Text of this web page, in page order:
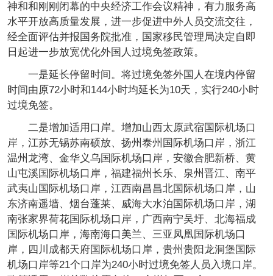
神和和刚刚闭幕的中央经济工作会议精神，有力服务高
水平开放高质量发展，进一步促进中外人员交流交往，
经全面评估并报国务院批准，国家移民管理局决定自即
日起进一步放宽优化外国人过境免签政策。
一是延长停留时间。将过境免签外国人在境内停留
时间由原72小时和144小时均延长为10天，实行240小时
过境免签。
二是增加适用口岸。增加山西太原武宿国际机场口
岸，江苏无锡苏南硕放、扬州泰州国际机场口岸，浙江
温州龙湾、金华义乌国际机场口岸，安徽合肥新桥、黄
山屯溪国际机场口岸，福建福州长乐、泉州晋江、南平
武夷山国际机场口岸，江西南昌昌北国际机场口岸，山
东济南遥墙、烟台蓬莱、威海大水泊国际机场口岸，湖
南张家界荷花国际机场口岸，广西南宁吴圩、北海福成
国际机场口岸，海南海口美兰、三亚凤凰国际机场口
岸，四川成都天府国际机场口岸，贵州贵阳龙洞堡国际
机场口岸等21个口岸为240小时过境免签人员入境口岸。